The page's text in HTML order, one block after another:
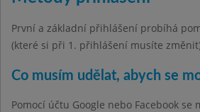
První a základní přihlášení probíhá
(které si při 1. přihlášení musíte
Co musím udělat, abych se
Pomocí účtu Google nebo Facebook